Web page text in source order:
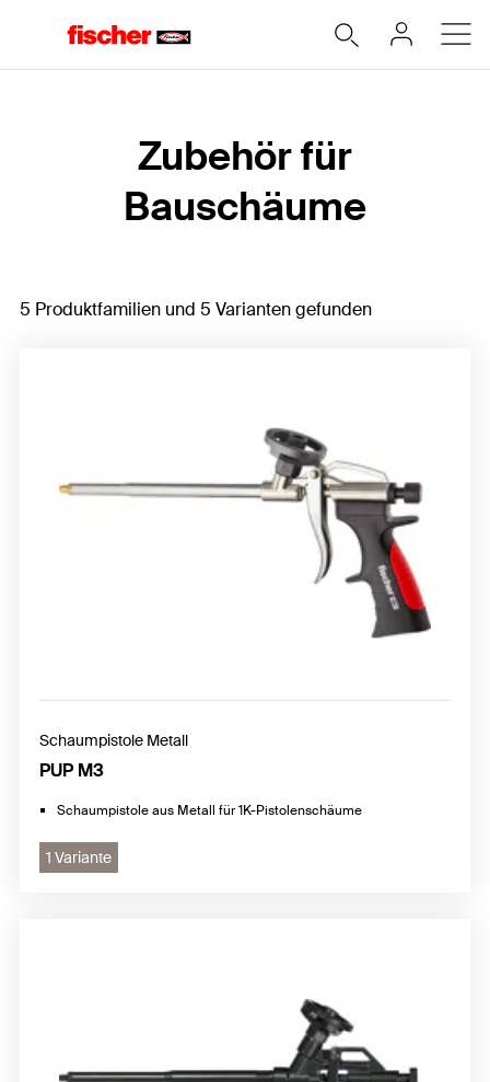
Zubehör für
Bauschäume
5 Produktfamilien und 5 Varianten gefunden
Schaumpistole Metall
PUP M3
Schaumpistole aus Metall für 1K-Pistolenschäume
1 Variante